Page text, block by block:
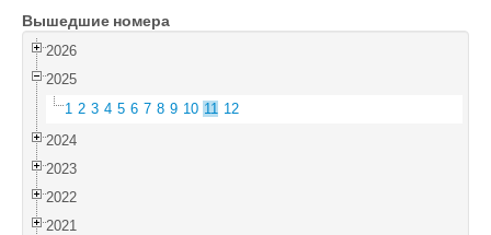
Войти
Вышедшие номера
2026
2025
1 2 3 4 5 6 7 8 9 10 11 12
2024
2023
2022
2021